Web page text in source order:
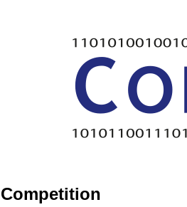
Competition